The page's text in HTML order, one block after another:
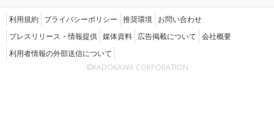
利用規約 プライバシーポリシー 推奨環境 お問い合わせ
プレスリリース・情報提供 媒体資料 広告掲載について 会社概要
利用者情報の外部送信について
©KADOKAWA CORPORATION